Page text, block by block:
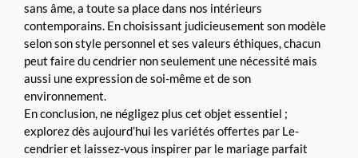
sans âme, a toute sa place dans nos intérieurs
contemporains. En choisissant judicieusement son modèle
selon son style personnel et ses valeurs éthiques, chacun
peut faire du cendrier non seulement une nécessité mais
aussi une expression de soi-même et de son
environnement.
En conclusion, ne négligez plus cet objet essentiel ;
explorez dès aujourd’hui les variétés offertes par Le-
cendrier et laissez-vous inspirer par le mariage parfait